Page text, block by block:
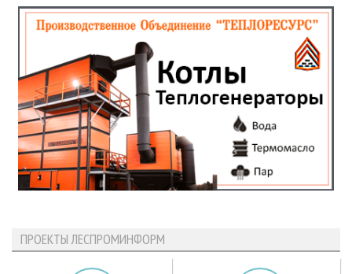
ПРОЕКТЫ ЛЕСПРОМИНФОРМ